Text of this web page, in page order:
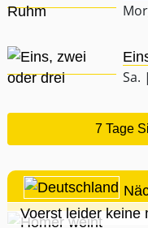
Sa.
7 Tage
Voerst leider keine